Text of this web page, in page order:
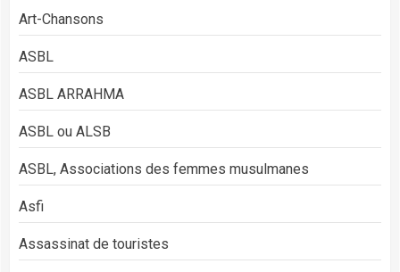
Art-Chansons
ASBL
ASBL ARRAHMA
ASBL ou ALSB
ASBL, Associations des femmes musulmanes
Asfi
Assassinat de touristes